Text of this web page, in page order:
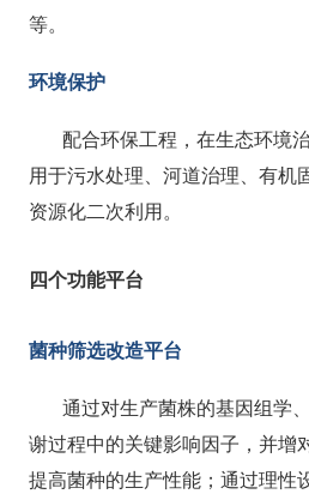
等。
环境保护
配合环保工程，在生态环境
用于污水处理、河道治理、有机
资源化二次利用。
四个功能平台
菌种筛选改造平台
通过对生产菌株的基因组学
谢过程中的关键影响因子，并增
提高菌种的生产性能；通过理性